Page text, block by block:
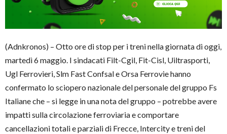
(Adnkronos) – Otto ore di stop per i treni nella giornata di oggi,
martedì 6 maggio. I sindacati Filt-Cgil, Fit-Cisl, Uiltrasporti,
Ugl Ferrovieri, Slm Fast Confsal e Orsa Ferrovie hanno
confermato lo sciopero nazionale del personale del gruppo Fs
Italiane che – si legge in una nota del gruppo – potrebbe avere
impatti sulla circolazione ferroviaria e comportare
cancellazioni totali e parziali di Frecce, Intercity e treni del